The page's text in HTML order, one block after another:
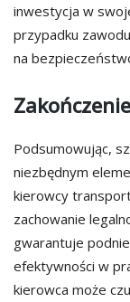
inwestycja w
przypadku
na
Podsumowując,
niezbędnym
kierowcy
zachowanie
gwarantuje
efektywności w
kierowca może